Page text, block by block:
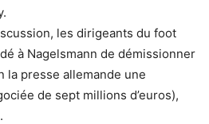
les dirigeants du foot
à Nagelsmann de démissionner
la presse allemande une
de sept millions d’euros),